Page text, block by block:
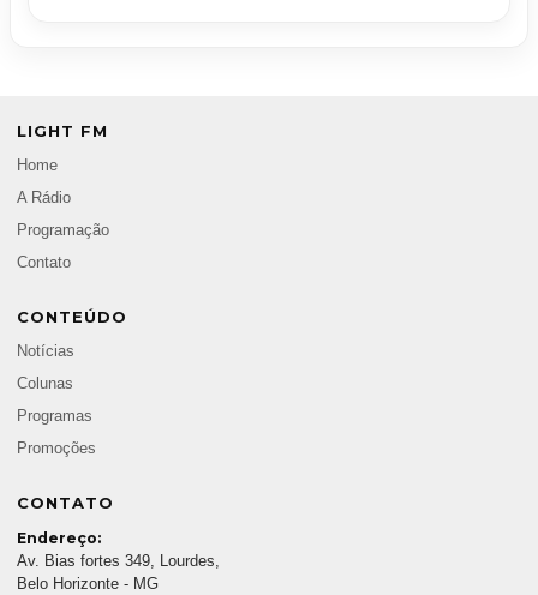
LIGHT FM
Home
A Rádio
Programação
Contato
CONTEÚDO
Notícias
Colunas
Programas
Promoções
CONTATO
Endereço:
Av. Bias fortes 349, Lourdes,
Belo Horizonte - MG